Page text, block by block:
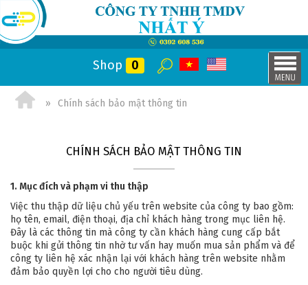
Shop 0
Chính sách bảo mật thông tin
CHÍNH SÁCH BẢO MẬT THÔNG TIN
1. Mục đích và phạm vi thu thập
Việc thu thập dữ liệu chủ yếu trên website của công ty bao gồm:
họ tên, email, điện thoại, địa chỉ khách hàng trong mục liên hệ.
Đây là các thông tin mà công ty cần khách hàng cung cấp bắt
buộc khi gửi thông tin nhờ tư vấn hay muốn mua sản phẩm và để
công ty liên hệ xác nhận lại với khách hàng trên website nhằm
đảm bảo quyền lợi cho cho người tiêu dùng.